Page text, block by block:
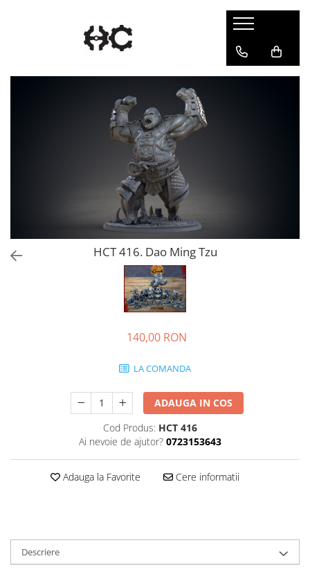
Chibi
Accesorii Gundam
HCT 416. Dao Ming Tzu
140,00 RON
LA COMANDA
ADAUGA IN COS
Cod Produs: HCT 416
Ai nevoie de ajutor? 0723153643
Adauga la Favorite Cere informatii
Descriere